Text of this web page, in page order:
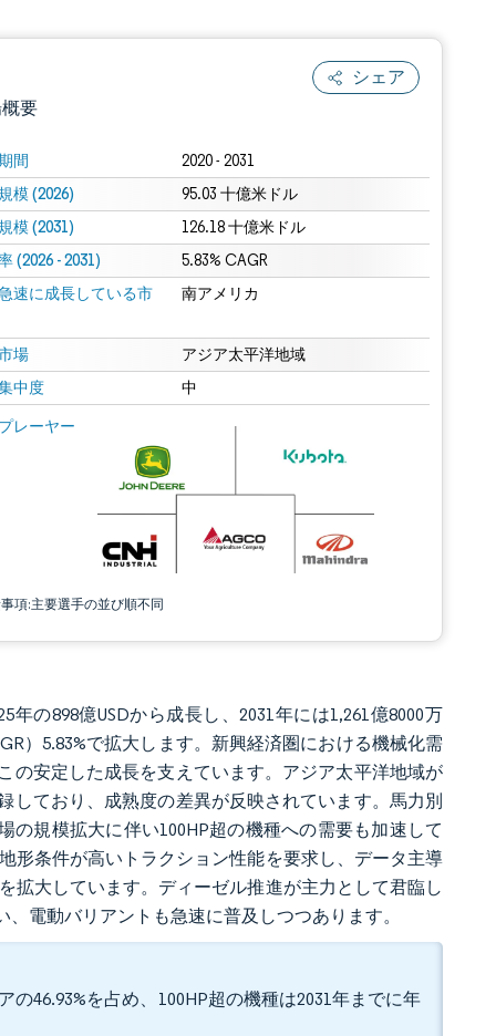
シェア
要
間 2020 - 2031
模 (2026) 95.03 十億米ドル
模 (2031) 126.18 十億米ドル
(2026 - 2031) 5.83% CAGR
速に成長している市 南アメリカ
場 アジア太平洋地域
中度 中
レーヤー
項:主要選手の並び順不同
Mordor Intelligence。再利用にはCC BY 4.0の表示が必要です。
の898億USDから成長し、2031年には1,261億8000万
）5.83%で拡大します。新興経済圏における機械化需
の安定した成長を支えています。アジア太平洋地域が
しており、成熟度の差異が反映されています。馬力別
の規模拡大に伴い100HP超の機種への需要も加速して
形条件が高いトラクション性能を要求し、データ主導
拡大しています。ディーゼル推進が主力として君臨し
電動バリアントも急速に普及しつつあります。
46.93%を占め、100HP超の機種は2031年までに年